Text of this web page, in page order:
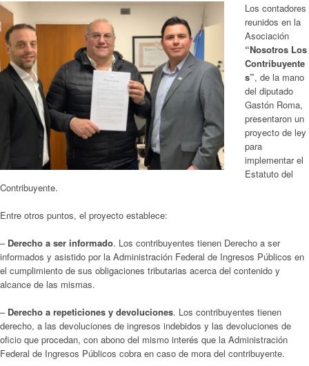
Los contadores
reunidos en la
Asociación
“Nosotros Los
Contribuyente
s”, de la mano
del diputado
Gastón Roma,
presentaron un
proyecto de ley
para
implementar el
Estatuto del
Contribuyente.
Entre otros puntos, el proyecto establece:
– Derecho a ser informado. Los contribuyentes tienen Derecho a ser
informados y asistido por la Administración Federal de Ingresos Públicos en
el cumplimiento de sus obligaciones tributarias acerca del contenido y
alcance de las mismas.
– Derecho a repeticiones y devoluciones. Los contribuyentes tienen
derecho, a las devoluciones de ingresos indebidos y las devoluciones de
oficio que procedan, con abono del mismo interés que la Administración
Federal de Ingresos Públicos cobra en caso de mora del contribuyente.